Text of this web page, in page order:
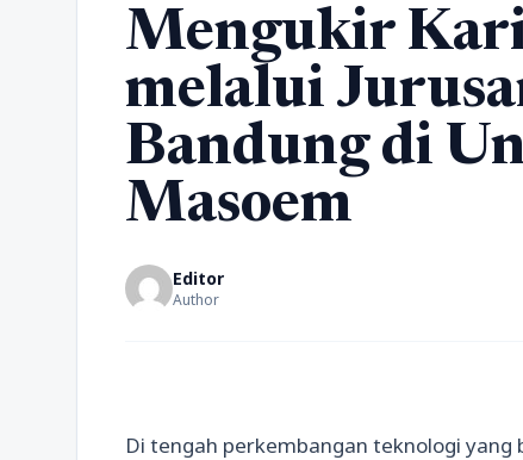
Mengukir
melalui
Bandung di
Masoem
Editor
Author
Di tengah perkembangan teknologi